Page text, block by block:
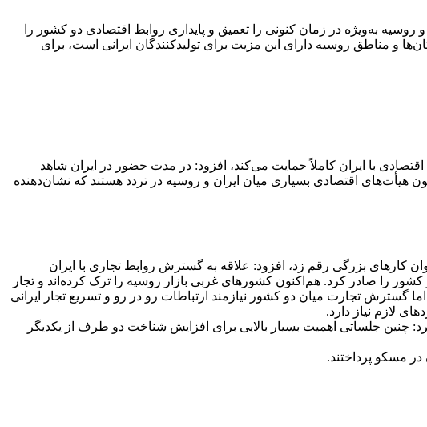
به‌ویژه در زمان کنونی را تعمیق و پایداری روابط اقتصادی دو کشور را
و مناطق روسیه دارای این مزیت برای تولیدکنندگان ایرانی است، برای
با ایران کاملاً حمایت می‌کند، افزود: در مدت حضور در ایران شاهد
هیأت‌‌های اقتصادی بسیاری میان ایران و روسیه در تردد هستند که نشان‌دهنده
کارهای بزرگی رقم زد، افزود: علاقه به گسترش روابط تجاری با ایران
را صادر کرد. هم‌اکنون کشورهای غربی بازار روسیه را ترک کرده‌اند و تجار
گسترش تجارت میان دو کشور نیازمند ارتباطات رو در رو و تسریع تجار ایرانی
لازم نیاز دارد.
چنین جلساتی اهمیت بسیار بالایی برای افزایش شناخت دو طرف از یکدیگر
مسکو پرداختند.